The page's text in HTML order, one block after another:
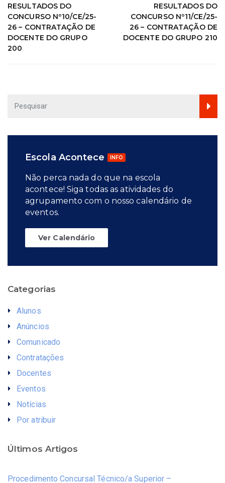
RESULTADOS DO
CONCURSO Nº10/CE/25-
26 – CONTRATAÇÃO DE
DOCENTE DO GRUPO
200
RESULTADOS DO
CONCURSO Nº11/CE/25-
26 – CONTRATAÇÃO DE
DOCENTE DO GRUPO 210
Escola Acontece INFO
Não perca nada do que na escola
acontece! Siga todas as atividades do
agrupamento com o nosso calendário de
eventos.
Ver Calendário
Categorias
Alunos
Anúncios
Comunicado
Contratações
Docentes
Eventos
Notícias
Por atribuir
Últimos Artigos
Procedimento Concursal Técnico/a Superior –